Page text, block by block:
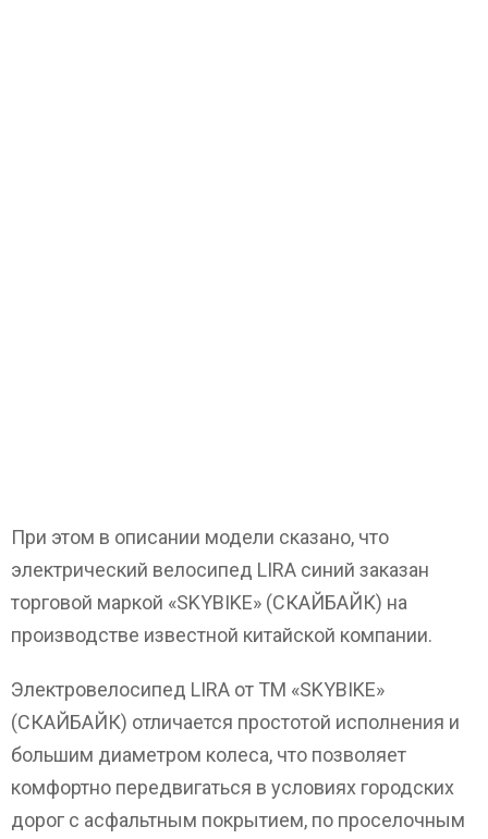
При этом в описании модели сказано, что
электрический велосипед LIRA синий заказан
торговой маркой «SKYBIKE» (СКАЙБАЙК) на
производстве известной китайской компании.
Электровелосипед LIRA от ТМ «SKYBIKE»
(СКАЙБАЙК) отличается простотой исполнения и
большим диаметром колеса, что позволяет
комфортно передвигаться в условиях городских
дорог с асфальтным покрытием, по проселочным